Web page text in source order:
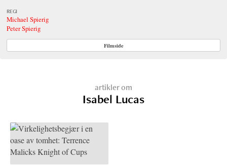
REGI
Michael Spierig
Peter Spierig
Filmside
artikler om
Isabel Lucas